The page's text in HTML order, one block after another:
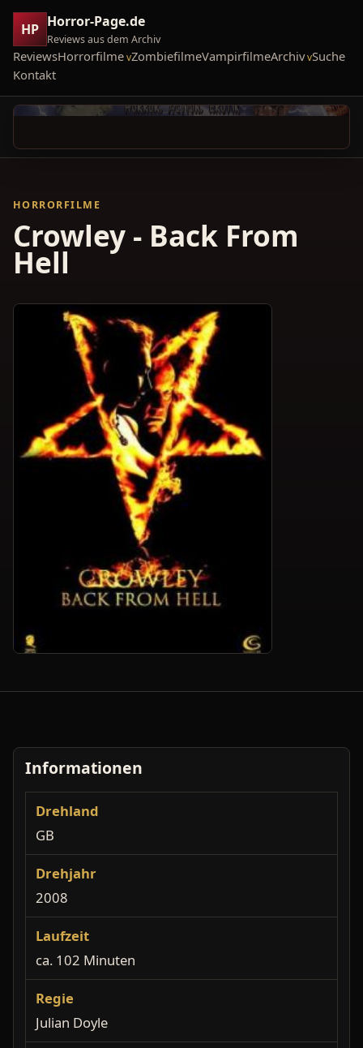
HP Horror-Page.de
Reviews aus dem Archiv
ReviewsHorrorfilme ZombiefilmeVampirfilmeArchiv Suche
Kontakt
HORRORFILME
Crowley - Back From
Hell
Informationen
Drehland
GB
Drehjahr
2008
Laufzeit
ca. 102 Minuten
Regie
Julian Doyle